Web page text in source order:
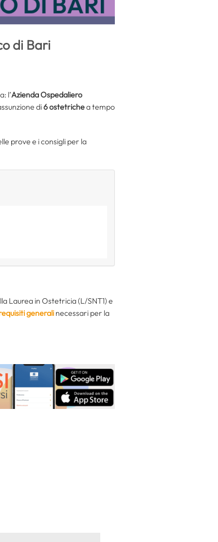
di Bari
l’Azienda Ospedaliero
di6 ostetrichea tempo
prove e i consigli per la
Laurea in Ostetricia (L/SNT1) e
generalinecessari per la